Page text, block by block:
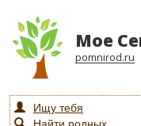
Мое
pomnirod.ru
Ищу тебя